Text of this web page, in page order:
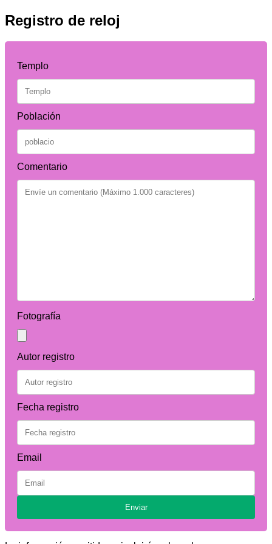
Registro de reloj
Templo
Población
Comentario
Fotografía
Autor registro
Fecha registro
Email